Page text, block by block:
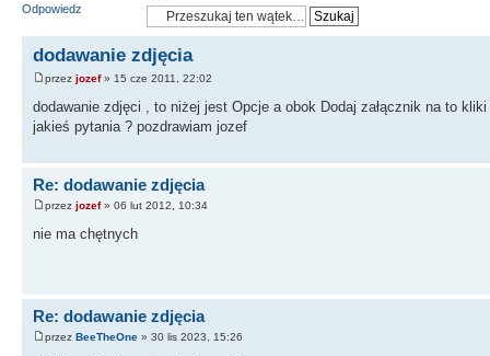
Odpowiedz
dodawanie zdjęcia
przez jozef» 15 cze 2011, 22:02
dodawanie zdjęci , to niżej jest Opcje a obok Dodaj załącznik na to
jakieś pytania ? pozdrawiam jozef
Re: dodawanie zdjęcia
przez jozef» 06 lut 2012, 10:34
nie ma chętnych
Re: dodawanie zdjęcia
przez BeeTheOne » 30 lis 2023, 15:26